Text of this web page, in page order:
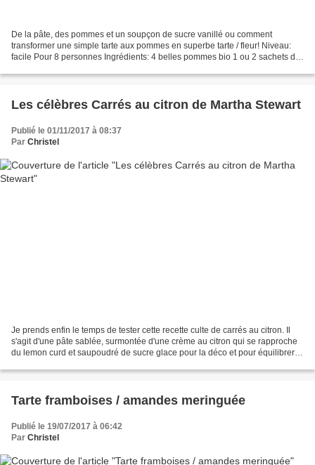
De la pâte, des pommes et un soupçon de sucre vanillé ou comment
transformer une simple tarte aux pommes en superbe tarte / fleur! Niveau:
facile Pour 8 personnes Ingrédients: 4 belles pommes bio 1 ou 2 sachets de
Les célèbres Carrés au citron de Martha Stewart
Publié le 01/11/2017 à 08:37
Par Christel
Je prends enfin le temps de tester cette recette culte de carrés au citron. Il
s'agit d'une pâte sablée, surmontée d'une crème au citron qui se rapproche
du lemon curd et saupoudré de sucre glace pour la déco et pour équilibrer
Tarte framboises / amandes meringuée
Publié le 19/07/2017 à 06:42
Par Christel